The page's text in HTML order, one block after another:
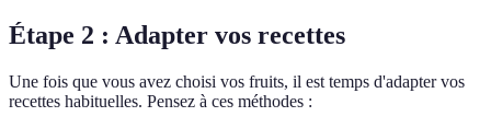
Étape 2 : Adapter vos recettes
Une fois que vous avez choisi vos fruits, il est temps d'adapter vos
recettes habituelles. Pensez à ces méthodes :